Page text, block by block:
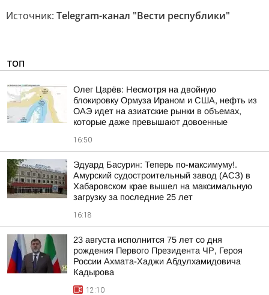
Источник: Telegram-канал "Вести республики"
ТОП
Олег Царёв: Несмотря на двойную
блокировку Ормуза Ираном и США, нефть из
ОАЭ идет на азиатские рынки в объемах,
которые даже превышают довоенные
16:50
Эдуард Басурин: Теперь по-максимуму!.
Амурский судостроительный завод (АСЗ) в
Хабаровском крае вышел на максимальную
загрузку за последние 25 лет
16:18
23 августа исполнится 75 лет со дня
рождения Первого Президента ЧР, Героя
России Ахмата-Хаджи Абдулхамидовича
Кадырова
12:10